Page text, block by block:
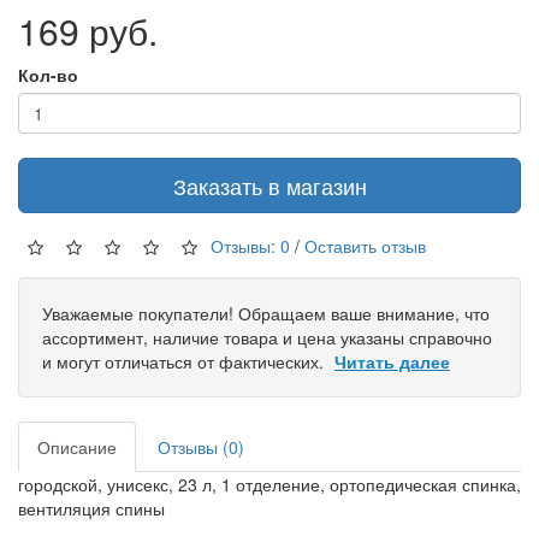
169 руб.
Кол-во
Заказать в магазин
Отзывы: 0 / Оставить отзыв
Уважаемые покупатели! Обращаем ваше внимание, что
ассортимент, наличие товара и цена указаны справочно
и могут отличаться от фактических. Читать далее
Описание
Отзывы (0)
городской, унисекс, 23 л, 1 отделение, ортопедическая спинка,
вентиляция спины